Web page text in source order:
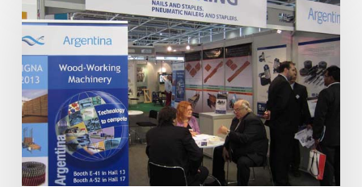
Ligna
en
Alemania